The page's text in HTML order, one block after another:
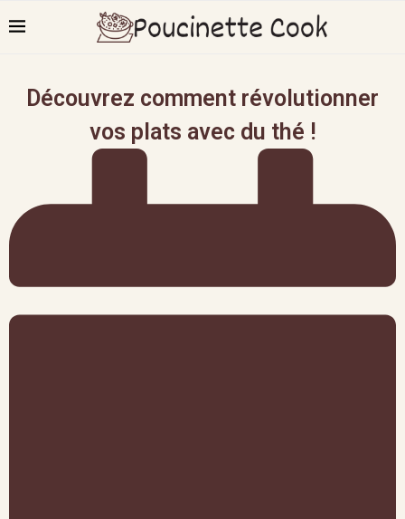
Découvrez comment révolutionner
vos plats avec du thé !